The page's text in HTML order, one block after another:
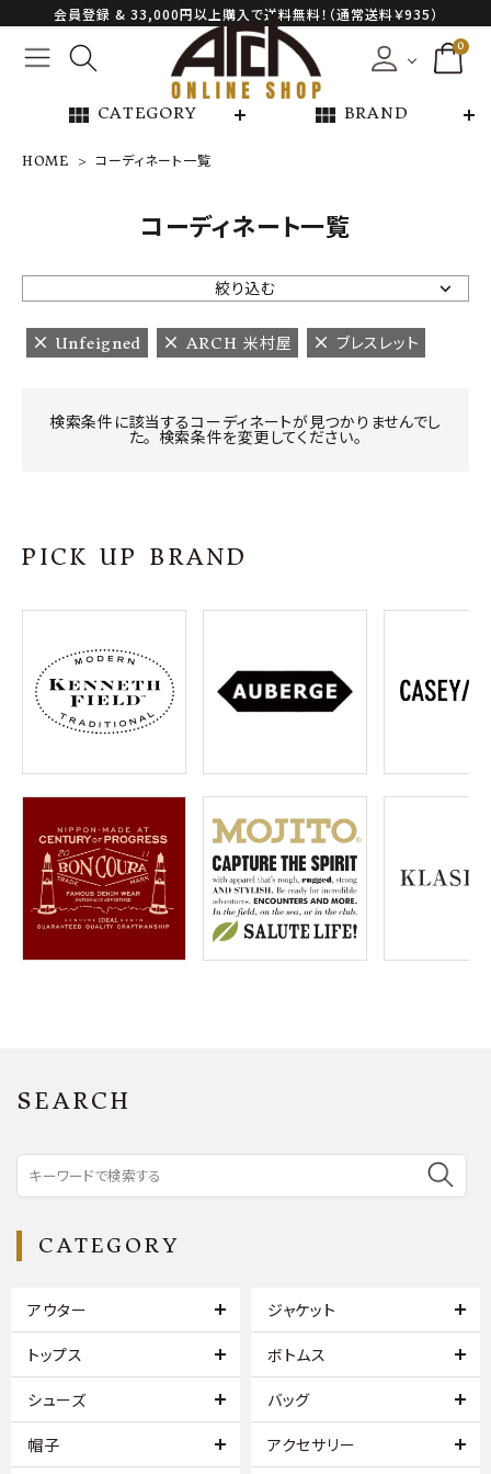
会員登録 & 33,000円以上購入で送料無料！（通常送料￥935）
0
view_module CATEGORY view_module BRAND
NEW ARRIVAL
ARCH EXCLUSIVE
BRAND
INFORMATION
ご利用ガイド
プライバシーポリシー
特定商取引法について
お問い合わせ
OFFICIAL WEB SITE
ACCOUNT MENU
ようこそ ゲスト 様
meeting_room ログイン 会員登録
HOME コーディネート一覧
コーディネート一覧
絞り込む
Unfeigned ARCH 米村屋 ブレスレット
検索条件に該当するコーディネートが見つかりませんでし
た。 検索条件を変更してください。
PICK UP BRAND
SEARCH
CATEGORY
アウター ジャケット
トップス ボトムス
シューズ バッグ
帽子 アクセサリー